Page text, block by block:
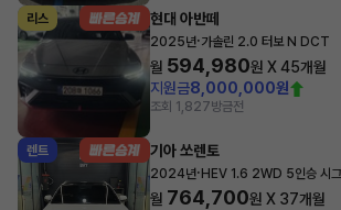
리스 현대 아반떼
2025년·가솔린 2.0 터보 N DCT
월 594,980원 X45개월
지원금8,000,000원
조회 1,827방금전
렌트 기아 쏘렌토
2024년· HEV 1.6 2WD 5인승 시그
월 764,700원 X 37개월